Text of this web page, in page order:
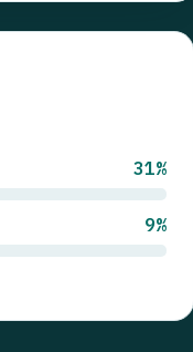
31%
9%